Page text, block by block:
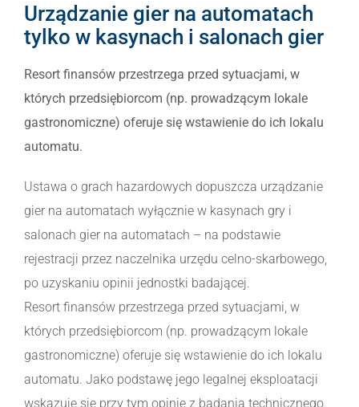
Urządzanie gier na automatach
tylko w kasynach i salonach gier
Resort finansów przestrzega przed sytuacjami, w
których przedsiębiorcom (np. prowadzącym lokale
gastronomiczne) oferuje się wstawienie do ich lokalu
automatu.
Ustawa o grach hazardowych dopuszcza urządzanie
gier na automatach wyłącznie w kasynach gry i
salonach gier na automatach – na podstawie
rejestracji przez naczelnika urzędu celno-skarbowego,
po uzyskaniu opinii jednostki badającej.
Resort finansów przestrzega przed sytuacjami, w
których przedsiębiorcom (np. prowadzącym lokale
gastronomiczne) oferuje się wstawienie do ich lokalu
automatu. Jako podstawę jego legalnej eksploatacji
wskazuje się przy tym opinię z badania technicznego,